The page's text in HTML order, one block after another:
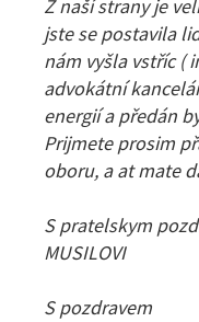
Z naší strany je
jste se postavila
nám vyšla vstříc (
advokátní
energií a předán
Prijmete prosim
oboru, a at mate
S pratelskym
MUSILOVI
S pozdravem